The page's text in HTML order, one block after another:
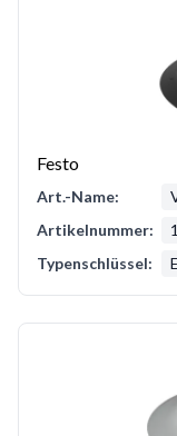
Festo
Art.-Name:
Artikelnummer:
Typenschlüssel: